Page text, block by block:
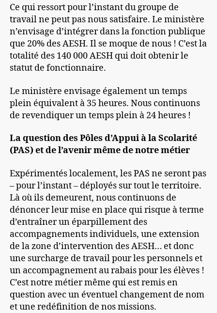
Ce qui ressort pour l’instant du groupe de
travail ne peut pas nous satisfaire. Le ministère
n’envisage d’intégrer dans la fonction publique
que 20% des AESH. Il se moque de nous ! C’est la
totalité des 140 000 AESH qui doit obtenir le
statut de fonctionnaire.
Le ministère envisage également un temps
plein équivalent à 35 heures. Nous continuons
de revendiquer un temps plein à 24 heures !
La question des Pôles d’Appui à la Scolarité
(PAS)et de l’avenir même de notre métier
Expérimentés localement, les PAS ne seront pas
– pour l’instant – déployés sur tout le territoire.
Là où ils demeurent, nous continuons de
dénoncer leur mise en place qui risque à terme
d’entraîner un éparpillement des
accompagnements individuels, une extension
de la zone d’intervention des AESH… et donc
une surcharge de travail pour les personnels et
un accompagnement au rabais pour les élèves !
C’est notre métier même qui est remis en
question avec un éventuel changement de nom
et une redéfinition de nos missions.